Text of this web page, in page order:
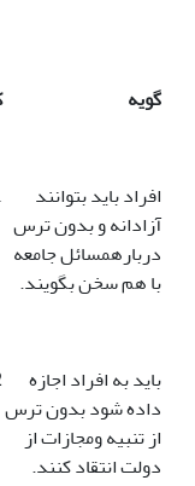
گویه
افراد باید بتوانند
آزادانه و بدون ترس
دربارهمسائل جامعه
با هم سخن بگویند.
باید به افراد اجازه
داده شود بدون ترس
از تنبیه ومجازات از
دولت انتقاد کنند.